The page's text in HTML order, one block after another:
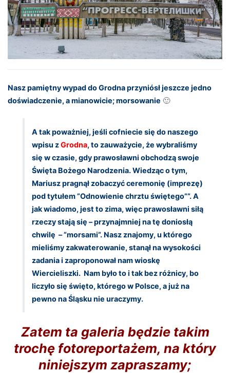
Nasz pamiętny wypad do Grodna przyniósł jeszcze jedno
doświadczenie, a mianowicie; morsowanie 🙂
A tak poważniej, jeśli cofniecie się do naszego
wpisu zGrodna, to zauważycie, że wybraliśmy
się w czasie, gdy prawosławni obchodzą swoje
Święta Bożego Narodzenia. Wiedząc o tym,
Mariusz pragnął zobaczyć ceremonię (imprezę)
pod tytułem ”Odnowienie chrztu świętego””. A
jak wiadomo, jest to zima, więc prawosławni siłą
rzeczy stają się – przynajmniej na tę doniosłą
chwilę – ”morsami”. Nasz znajomy, u którego
mieliśmy zakwaterowanie, stanął na wysokości
zadania i zaproponował nam wioskę
Wiercieliszki. Nam było to i tak bez różnicy, bo
liczyło się święto, którego w Polsce, a już na
pewno na Śląsku nie uraczymy.
Zatem ta galeria będzie takim
trochę fotoreportażem, na który
niniejszym zapraszamy;